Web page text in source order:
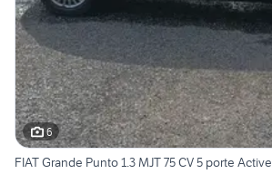
6
FIAT Grande Punto 1.3 MJT 75 CV 5 porte Active